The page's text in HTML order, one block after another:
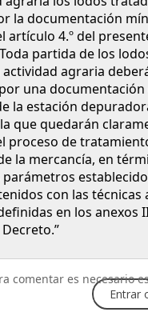
la documentación
artículo 4.º del
partida de los
actividad agraria
una documentación
la estación
que quedarán
proceso de
la mercancía, en
con las técnicas
en los anexos
comentar es necesario
Entrar